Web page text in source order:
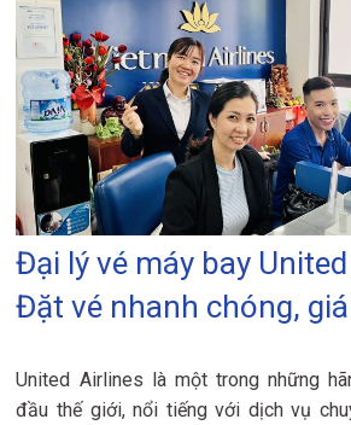
tâm
Đại lý vé máy bay
Đặt vé nhanh chóng,
United Airlines là một trong những
đầu thế giới, nổi tiếng với dịch vụ